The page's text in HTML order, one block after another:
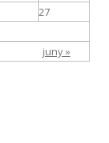
juny »
27